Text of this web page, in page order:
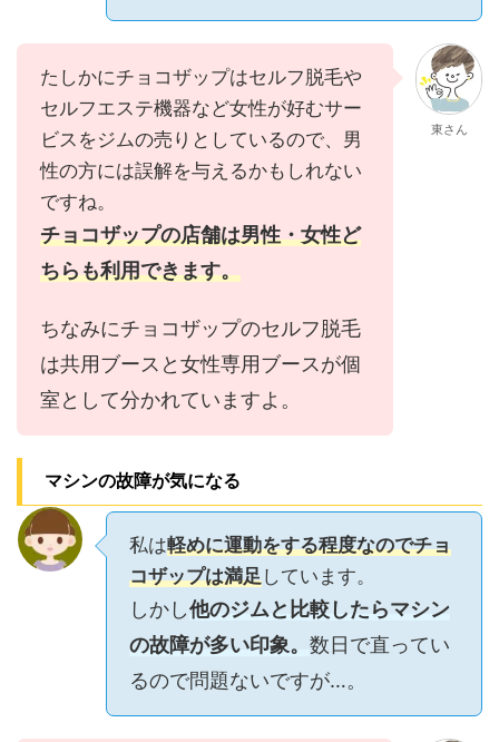
たしかにチョコザップはセルフ脱毛や
セルフエステ機器など女性が好むサー
ビスをジムの売りとしているので、男
性の方には誤解を与えるかもしれない
ですね。
チョコザップの店舗は男性・女性ど
ちらも利用できます。
ちなみにチョコザップのセルフ脱毛
は共用ブースと女性専用ブースが個
室として分かれていますよ。
東さん
マシンの故障が気になる
私は軽めに運動をする程度なのでチョ
コザップは満足しています。
しかし他のジムと比較したらマシン
の故障が多い印象。 数日で直ってい
るので問題ないですが…。